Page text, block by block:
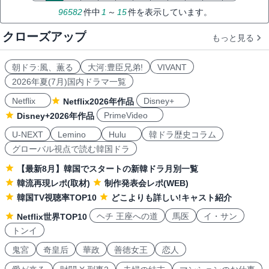
96582件中1 ～ 15件を表示しています。
クローズアップ もっと見る
朝ドラ:風、薫る 大河:豊臣兄弟!
VIVANT
2026年夏(7月)国内ドラマ一覧
Netflix
Netflix2026年作品
Disney+
Disney+2026年作品
PrimeVideo
U-NEXT
Lemino Hulu
韓ドラ歴史コラム
グローバル視点で読む韓国ドラ
【最新8月】韓国でスタートの新韓ドラ月別一覧
韓流再現レポ(取材)
制作発表会レポ(WEB)
韓国TV視聴率TOP10
どこよりも詳しい!キャスト紹介
Netflix世界TOP10
ヘチ 王座への道 馬医
イ・サン
トンイ
鬼宮
奇皇后 華政 善徳女王 恋人